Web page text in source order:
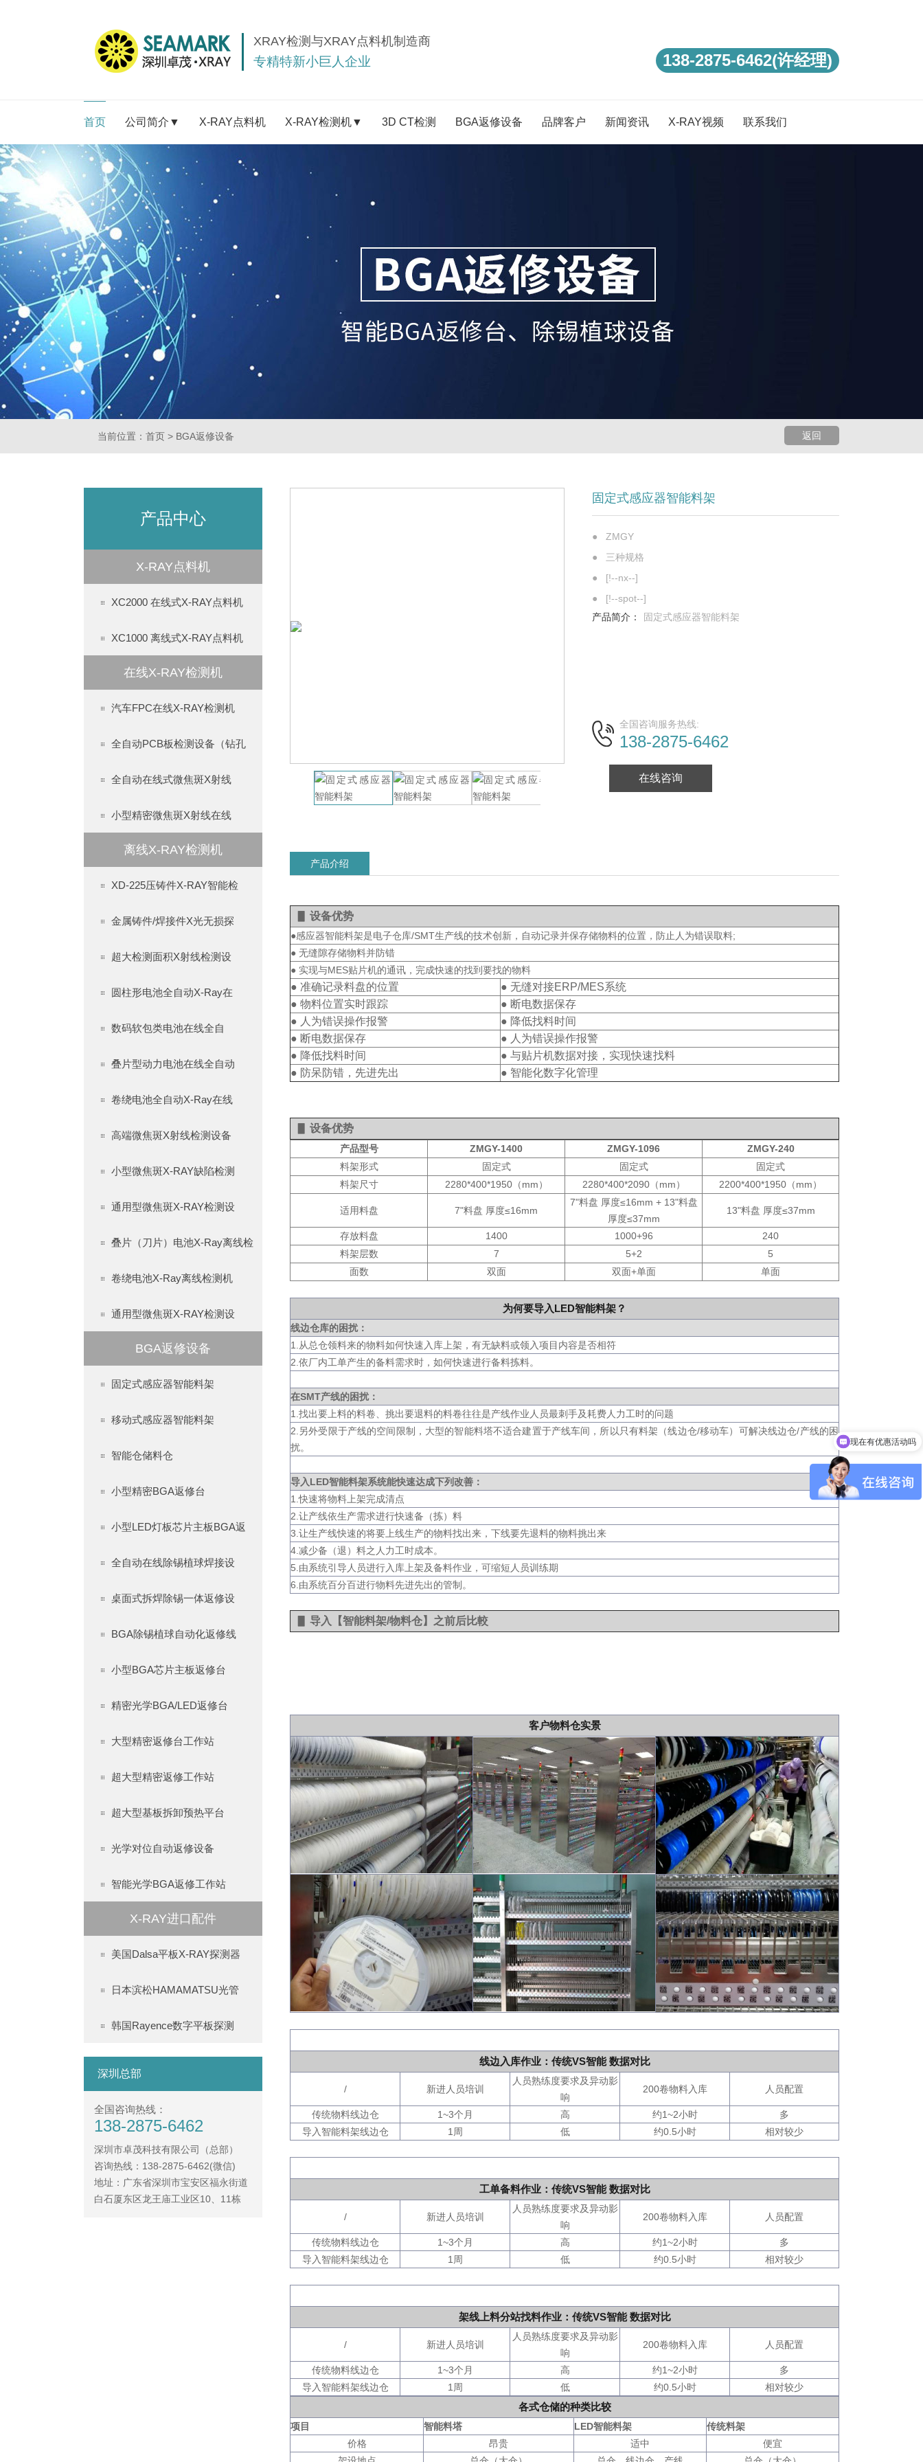
XRAY检测与XRAY点料机制造商
专精特新小巨人企业 138-2875-6462(许经理)
首页 公司简介▼ X-RAY点料机 X-RAY检测机▼ 3D CT检测 BGA返修设备 品牌客户 新闻资讯 X-RAY视频 联系我们
返回
当前位置： 首页 > BGA返修设备
产品中心
X-RAY点料机
XC2000 在线式X-RAY点料机
XC1000 离线式X-RAY点料机
在线X-RAY检测机
汽车FPC在线X-RAY检测机
全自动PCB板检测设备（钻孔
全自动在线式微焦斑X射线
小型精密微焦斑X射线在线
离线X-RAY检测机
XD-225压铸件X-RAY智能检
金属铸件/焊接件X光无损探
超大检测面积X射线检测设
圆柱形电池全自动X-Ray在
数码软包类电池在线全自
叠片型动力电池在线全自动
卷绕电池全自动X-Ray在线
高端微焦斑X射线检测设备
小型微焦斑X-RAY缺陷检测
通用型微焦斑X-RAY检测设
叠片（刀片）电池X-Ray离线检
卷绕电池X-Ray离线检测机
通用型微焦斑X-RAY检测设
BGA返修设备
固定式感应器智能料架
移动式感应器智能料架
智能仓储料仓
小型精密BGA返修台
小型LED灯板芯片主板BGA返
全自动在线除锡植球焊接设
桌面式拆焊除锡一体返修设
BGA除锡植球自动化返修线
小型BGA芯片主板返修台
精密光学BGA/LED返修台
大型精密返修台工作站
超大型精密返修工作站
超大型基板拆卸预热平台
光学对位自动返修设备
智能光学BGA返修工作站
X-RAY进口配件
美国Dalsa平板X-RAY探测器
日本滨松HAMAMATSU光管
韩国Rayence数字平板探测
深圳总部
全国咨询热线：
138-2875-6462
深圳市卓茂科技有限公司（总部）
咨询热线：138-2875-6462(微信)
地址：广东省深圳市宝安区福永街道
白石厦东区龙王庙工业区10、11栋
固定式感应器智能料架
● ZMGY
● 三种规格
● [!--nx--]
● [!--spot--]
产品简介：
固定式感应器智能料架
全国咨询服务热线:
138-2875-6462
在线咨询
产品介绍
设备优势
●感应器智能料架是电子仓库/SMT生产线的技术创新，自动记录并保存储物料的位置，防止人为错误取料;
● 无缝隙存储物料并防错
● 实现与MES贴片机的通讯，完成快速的找到要找的物料
● 准确记录料盘的位置
● 无缝对接ERP/MES系统
● 物料位置实时跟踪
● 断电数据保存
● 人为错误操作报警
● 降低找料时间
● 断电数据保存
● 人为错误操作报警
● 降低找料时间
● 与贴片机数据对接，实现快速找料
● 防呆防错，先进先出
● 智能化数字化管理
设备优势
产品型号 ZMGY-1400 ZMGY-1096
ZMGY-240
料架形式
固定式 固定式
固定式
料架尺寸
2280*400*1950（mm） 2280*400*2090（mm） 2200*400*1950（mm）
适用料盘 7"料盘 厚度≤16mm
7"料盘 厚度≤16mm + 13"料盘
厚度≤37mm
13"料盘 厚度≤37mm
存放料盘 1400 1000+96
240
料架层数
7 5+2
5
面数
双面 双面+单面 单面
为何要导入LED智能料架？
线边仓库的困扰：
1.从总仓领料来的物料如何快速入库上架，有无缺料或领入项目内容是否相符
2.依厂内工单产生的备料需求时，如何快速进行备料拣料。
在SMT产线的困扰：
1.找出要上料的料卷、挑出要退料的料卷往往是产线作业人员最刺手及耗费人力工时的问题
2.另外受限于产线的空间限制，大型的智能料塔不适合建置于产线车间，所以只有料架（线边仓/移动车）可解决线边仓/产线的困
扰。
导入LED智能料架系统能快速达成下列改善：
1.快速将物料上架完成清点
2.让产线依生产需求进行快速备（拣）料
3.让生产线快速的将要上线生产的物料找出来，下线要先退料的物料挑出来
4.减少备（退）料之人力工时成本。
5.由系统引导人员进行入库上架及备料作业，可缩短人员训练期
6.由系统百分百进行物料先进先出的管制。
▋ 导入【智能料架/物料仓】之前后比較
客户物料仓实景
线边入库作业：传统VS智能 数据对比
/ 新进人员培训
人员熟练度要求及异动影
响
200卷物料入库 人员配置
传统物料线边仓 1~3个月 高 约1~2小时
多
导入智能料架线边仓
1周 低 约0.5小时 相对较少
工单备料作业：传统VS智能 数据对比
/ 新进人员培训
人员熟练度要求及异动影
响
200卷物料入库 人员配置
传统物料线边仓 1~3个月 高 约1~2小时
多
导入智能料架线边仓
1周 低 约0.5小时 相对较少
架线上料分站找料作业：传统VS智能 数据对比
/ 新进人员培训
人员熟练度要求及异动影
响
200卷物料入库 人员配置
传统物料线边仓 1~3个月 高 约1~2小时
多
导入智能料架线边仓
1周 低 约0.5小时 相对较少
各式仓储的种类比较
项目 智能料塔 LED智能料架
传统料架
价格
昂贵 适中
便宜
现在有优惠活动吗